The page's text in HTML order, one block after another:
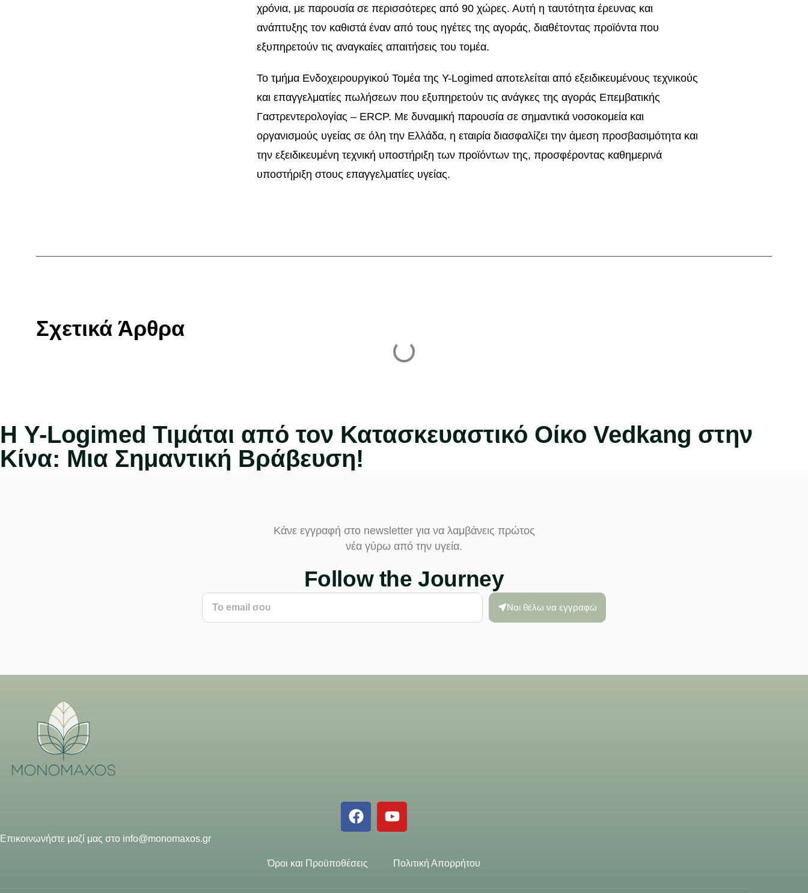
χρόνια, με παρουσία σε περισσότερες από 90 χώρες. Αυτή η ταυτότητα έρευνας και
ανάπτυξης τον καθιστά έναν από τους ηγέτες της αγοράς, διαθέτοντας προϊόντα που
εξυπηρετούν τις αναγκαίες απαιτήσεις του τομέα.
Το τμήμα Ενδοχειρουργικού Τομέα της Y-Logimed αποτελείται από εξειδικευμένους τεχνικούς
και επαγγελματίες πωλήσεων που εξυπηρετούν τις ανάγκες της αγοράς Επεμβατικής
Γαστρεντερολογίας – ERCP. Με δυναμική παρουσία σε σημαντικά νοσοκομεία και
οργανισμούς υγείας σε όλη την Ελλάδα, η εταιρία διασφαλίζει την άμεση προσβασιμότητα και
την εξειδικευμένη τεχνική υποστήριξη των προϊόντων της, προσφέροντας καθημερινά
υποστήριξη στους επαγγελματίες υγείας.
Σχετικά Άρθρα
Η Y-Logimed Τιμάται από τον Κατασκευαστικό Οίκο Vedkang στην
Κίνα: Μια Σημαντική Βράβευση!
Κάνε εγγραφή στο newsletter για να λαμβάνεις πρώτος
νέα γύρω από την υγεία.
Follow the Journey
Ναι θέλω να εγγραφώ
Επικοινωνήστε μαζί μας στο info@monomaxos.gr
Όροι και Προϋποθέσεις Πολιτική Απορρήτου